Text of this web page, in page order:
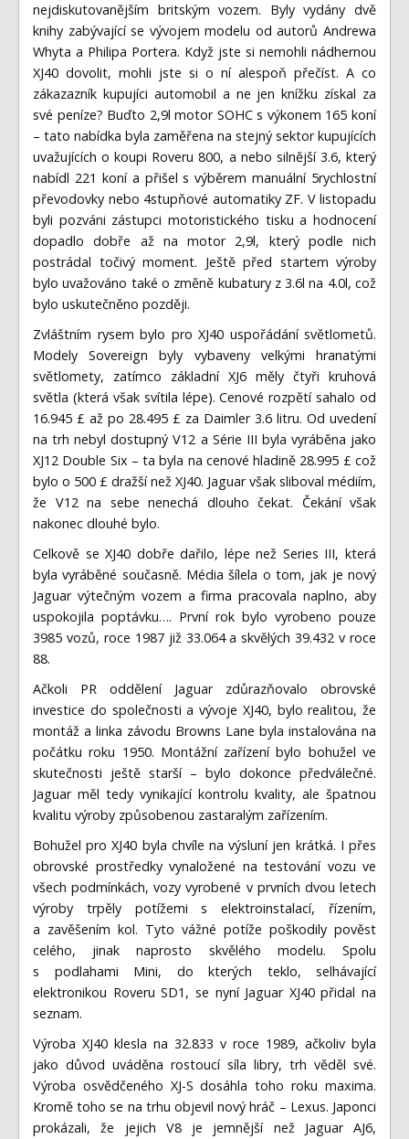
nejdiskutovanějším britským vozem. Byly vydány dvě
knihy zabývající se vývojem modelu od autorů Andrewa
Whyta a Philipa Portera. Když jste si nemohli nádhernou
XJ40 dovolit, mohli jste si o ní alespoň přečíst. A co
zákazazník kupujíci automobil a ne jen knížku získal za
své peníze? Buďto 2,9l motor SOHC s výkonem 165 koní
– tato nabídka byla zaměřena na stejný sektor kupujících
uvažujících o koupi Roveru 800, a nebo silnější 3.6, který
nabídl 221 koní a přišel s výběrem manuální 5rychlostní
převodovky nebo 4stupňové automatiky ZF. V listopadu
byli pozváni zástupci motoristického tisku a hodnocení
dopadlo dobře až na motor 2,9l, který podle nich
postrádal točivý moment. Ještě před startem výroby
bylo uvažováno také o změně kubatury z 3.6l na 4.0l, což
bylo uskutečněno později.
Zvláštním rysem bylo pro XJ40 uspořádání světlometů.
Modely Sovereign byly vybaveny velkými hranatými
světlomety, zatímco základní XJ6 měly čtyři kruhová
světla (která však svítila lépe). Cenové rozpětí sahalo od
16.945 £ až po 28.495 £ za Daimler 3.6 litru. Od uvedení
na trh nebyl dostupný V12 a Série III byla vyráběna jako
XJ12 Double Six – ta byla na cenové hladině 28.995 £ což
bylo o 500 £ dražší než XJ40. Jaguar však sliboval médiím,
že V12 na sebe nenechá dlouho čekat. Čekání však
nakonec dlouhé bylo.
Celkově se XJ40 dobře dařilo, lépe než Series III, která
byla vyráběné současně. Média šílela o tom, jak je nový
Jaguar výtečným vozem a firma pracovala naplno, aby
uspokojila poptávku…. První rok bylo vyrobeno pouze
3985 vozů, roce 1987 již 33.064 a skvělých 39.432 v roce
88.
Ačkoli PR oddělení Jaguar zdůrazňovalo obrovské
investice do společnosti a vývoje XJ40, bylo realitou, že
montáž a linka závodu Browns Lane byla instalována na
počátku roku 1950. Montážní zařízení bylo bohužel ve
skutečnosti ještě starší – bylo dokonce předválečné.
Jaguar měl tedy vynikající kontrolu kvality, ale špatnou
kvalitu výroby způsobenou zastaralým zařízením.
Bohužel pro XJ40 byla chvíle na výsluní jen krátká. I přes
obrovské prostředky vynaložené na testování vozu ve
všech podmínkách, vozy vyrobené v prvních dvou letech
výroby trpěly potížemi s elektroinstalací, řízením,
a zavěšením kol. Tyto vážné potíže poškodily pověst
celého, jinak naprosto skvělého modelu. Spolu
s podlahami Mini, do kterých teklo, selhávající
elektronikou Roveru SD1, se nyní Jaguar XJ40 přidal na
seznam.
Výroba XJ40 klesla na 32.833 v roce 1989, ačkoliv byla
jako důvod uváděna rostoucí síla libry, trh věděl své.
Výroba osvědčeného XJ-S dosáhla toho roku maxima.
Kromě toho se na trhu objevil nový hráč – Lexus. Japonci
prokázali, že jejich V8 je jemnější než Jaguar AJ6,